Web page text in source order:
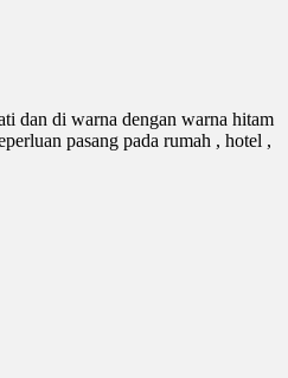
dan di warna dengan warna hitam
pasang pada rumah , hotel ,